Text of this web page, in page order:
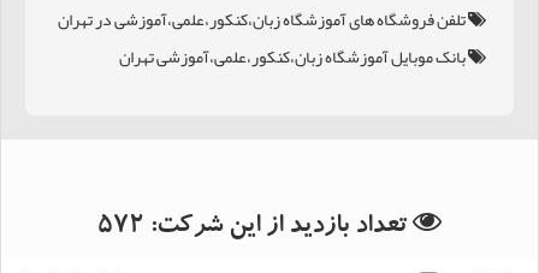
تلفن فروشگاه های آموزشگاه زبان،کنکور،علمی،آموزشی در تهران
بانک موبایل آموزشگاه زبان،کنکور،علمی،آموزشی تهران
بانک اطلاعات شهرستان تهران
تعداد بازدید از این شرکت: 572